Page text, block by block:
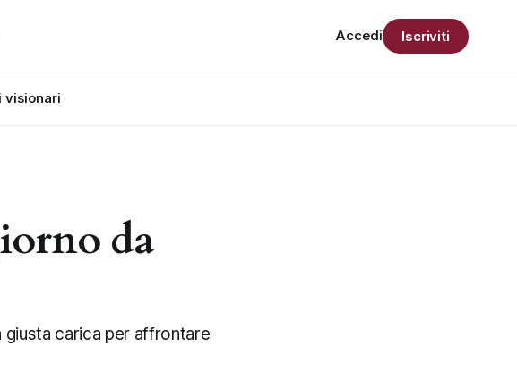
visionari
Accedi Iscriviti
da
giusta carica per affrontare